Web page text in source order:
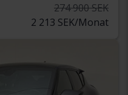
274 900 SEK
2 213 SEK/Monat